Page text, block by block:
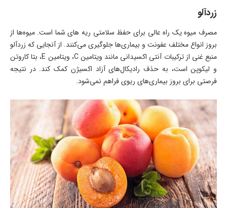
زردآلو
مصرف میوه یک راه عالی برای حفظ سلامتی ریه های شما است. میوه‌ها از
بروز انواع مختلف عفونت و بیماری‌ها جلوگیری می‌کنند. از آنجایی که زردآلو
منبع غنی از ترکیبات آنتی اکسیدانی مانند ویتامین C، ویتامین E، بتا کاروتن
و لیکوپن است، به حذف رادیکال‌های آزاد اکسیژن کمک کند. در نتیجه
فرصتی برای بروز بیماری‌های ریوی فراهم نمی‌شود.